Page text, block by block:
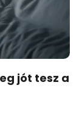
jót tesz a